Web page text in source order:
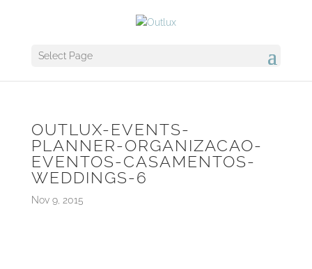
Select Page
OUTLUX-EVENTS-
PLANNER-ORGANIZACAO-
EVENTOS-CASAMENTOS-
WEDDINGS-6
Nov 9, 2015